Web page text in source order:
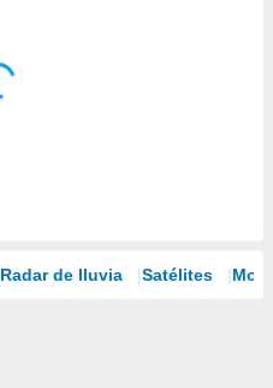
Radar de lluvia Satélites